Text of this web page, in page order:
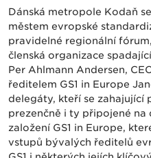
Dánská metropole Kodaň
městem evropské
pravidelné regionální
členská organizace
Per Ahlmann Andersen,
ředitelem GS1 in Europe
delegáty, kteří se zahajující
prezenčně i ty připojené
založení GS1 in Europe,
vstupů bývalých ředitelů